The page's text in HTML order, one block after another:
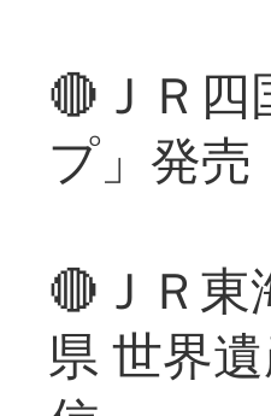
🔴ＪＲ
プ」発売
🔴ＪＲ東
県 世界